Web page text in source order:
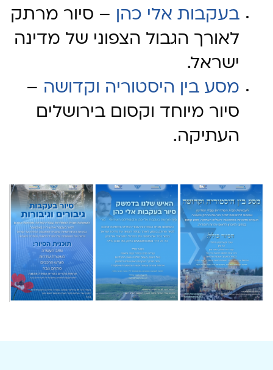
בעקבות אלי כהן
– סיור מרתק
לאורך הגבול הצפוני של מדינה
ישראל.
מסע בין היסטוריה וקדושה –
סיור מיוחד וקסום בירושלים
העתיקה.